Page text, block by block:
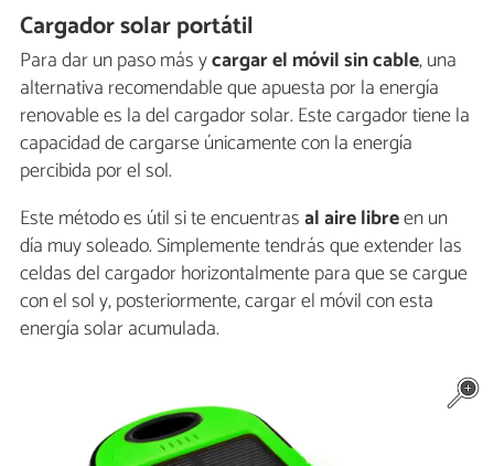
Cargador solar portátil
Para dar un paso más ycargar el móvil sin cable, una
alternativa recomendable que apuesta por la energía
renovable es la del cargador solar. Este cargador tiene la
capacidad de cargarse únicamente con la energía
percibida por el sol.
Este método es útil si te encuentrasal aire libreen un
día muy soleado. Simplemente tendrás que extender las
celdas del cargador horizontalmente para que se cargue
con el sol y, posteriormente, cargar el móvil con esta
energía solar acumulada.